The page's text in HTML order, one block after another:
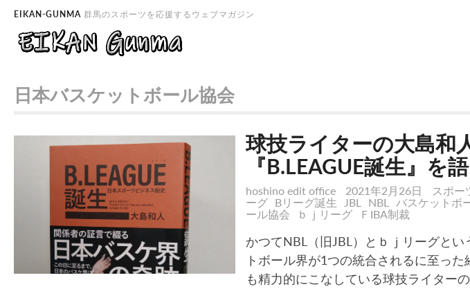
EIKAN-GUNMA 群馬のスポーツを応援するウェブマガジン
日本バスケットボール協会
球技ライターの大島和
『B.LEAGUE誕生』を語
hoshino edit office 2021年2月26日 スポー
ーグ Bリーグ誕生 JBL NBL バスケットボ
ール協会
ｂｊリーグ ＦIBA制裁
かつてNBL（旧JBL）とｂｊリーグと
トボール界が1つの統合されるに至っ
も精力的にこなしている球技ライター